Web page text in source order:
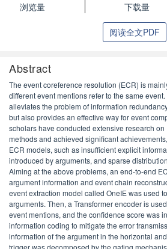
浏览量
下载量
阅读全文PDF
Abstract
The event coreference resolution (ECR) is
different event mentions refer to the same
alleviates the problem of information
but also provides an effective way for event
scholars have conducted extensive research
methods and achieved significant
ECR models, such as insufficient explicit
introduced by arguments, and sparse
Aiming at the above problems, an end-to-end
argument information and event chain
event extraction model called OneIE was used
arguments. Then, a Transformer encoder is
event mentions, and the confidence score was
information coding to mitigate the error
information of the argument in the horizontal
trigger was decomposed by the gating